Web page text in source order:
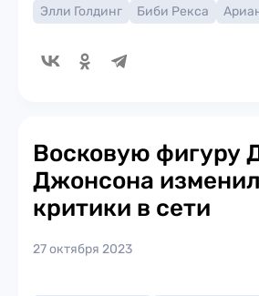
Элли Голдинг
Биби Рекса
Восковую фигуру
Джонсона
критики в сети
27 октября 2023